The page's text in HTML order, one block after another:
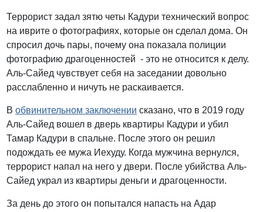
Террорист задал зятю четы Кадури технический вопрос
на иврите о фотографиях, которые он сделал дома. Он
спросил дочь пары, почему она показала полиции
фотографию драгоценностей - это не относится к делу.
Аль-Сайед чувствует себя на заседании довольно
расслабленно и ничуть не раскаивается.
Вобвинительном заключении сказано, что в 2019 году
Аль-Сайед вошел в дверь квартиры Кадури и убил
Тамар Кадури в спальне. После этого он решил
подождать ее мужа Иехуду. Когда мужчина вернулся,
террорист напал на него у двери. После убийства Аль-
Сайед украл из квартиры деньги и драгоценности.
За день до этого он попытался напасть на Адар